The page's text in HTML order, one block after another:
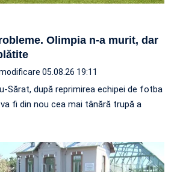
Olimpia n-a murit, dar
05.08.26 19:11
Sărat, după reprimirea echipei de fotba
fi din nou cea mai tânără trupă a